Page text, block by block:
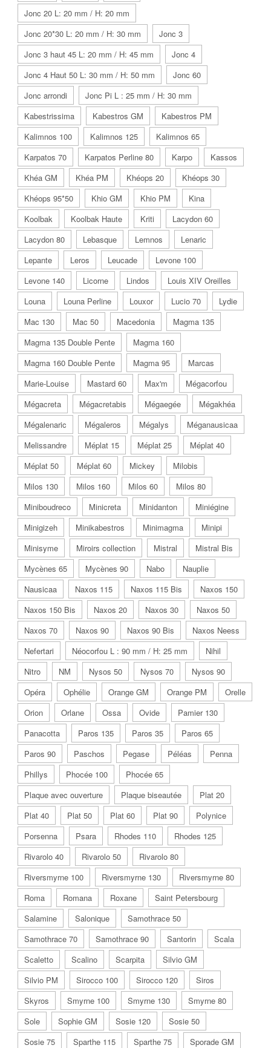
Jonc 20 L: 20 mm / H: 20 mm
Jonc 20*30 L: 20 mm / H: 30 mm
Jonc 3
Jonc 3 haut 45 L: 20 mm / H: 45 mm
Jonc 4
Jonc 4 Haut 50 L: 30 mm / H: 50 mm
Jonc 60
Jonc arrondi
Jonc Pi L : 25 mm / H: 30 mm
Kabestrissima
Kabestros GM
Kabestros PM
Kalimnos 100
Kalimnos 125
Kalimnos 65
Karpatos 70
Karpatos Perline 80 Karpo
Kassos
Khéa GM
Khéa PM Khéops 20
Khéops 30
Khéops 95*50
Khio GM Khio PM
Kina
Koolbak
Koolbak Haute Kriti
Lacydon 60
Lacydon 80
Lebasque Lemnos
Lenaric
Lepante
Leros Leucade
Levone 100
Levone 140
Licorne Lindos
Louis XIV Oreilles
Louna
Louna Perline Louxor Lucio 70
Lydie
Mac 130
Mac 50 Macedonia
Magma 135
Magma 135 Double Pente
Magma 160
Magma 160 Double Pente
Magma 95
Marcas
Marie-Louise
Mastard 60 Max'm
Mégacorfou
Mégacreta
Mégacretabis Mégaegée
Mégakhéa
Mégalenaric
Mégaleros Mégalys
Méganausicaa
Melissandre
Méplat 15 Méplat 25
Méplat 40
Méplat 50
Méplat 60 Mickey
Milobis
Milos 130
Milos 160 Milos 60
Milos 80
Miniboudreco
Minicreta Minidanton
Miniégine
Minigizeh
Minikabestros Minimagma
Minipi
Minisyme
Miroirs collection Mistral
Mistral Bis
Mycènes 65
Mycènes 90 Nabo
Nauplie
Nausicaa
Naxos 115 Naxos 115 Bis
Naxos 150
Naxos 150 Bis
Naxos 20 Naxos 30
Naxos 50
Naxos 70
Naxos 90 Naxos 90 Bis
Naxos Neess
Nefertari
Néocorfou L : 90 mm / H: 25 mm
Nihil
Nitro
NM Nysos 50 Nysos 70
Nysos 90
Opéra
Ophélie Orange GM Orange PM
Orelle
Orion
Orlane Ossa Ovide
Pamier 130
Panacotta
Paros 135 Paros 35
Paros 65
Paros 90
Paschos Pegase Péléas
Penna
Phillys
Phocée 100
Phocée 65
Plaque avec ouverture
Plaque biseautée
Plat 20
Plat 40
Plat 50 Plat 60 Plat 90
Polynice
Porsenna
Psara Rhodes 110
Rhodes 125
Rivarolo 40
Rivarolo 50
Rivarolo 80
Riversmyrne 100
Riversmyrne 130
Riversmyrne 80
Roma
Romana Roxane
Saint Petersbourg
Salamine
Salonique
Samothrace 50
Samothrace 70
Samothrace 90 Santorin
Scala
Scaletto
Scalino Scarpita
Silvio GM
Silvio PM
Sirocco 100 Sirocco 120
Siros
Skyros
Smyrne 100 Smyrne 130
Smyrne 80
Sole
Sophie GM Sosie 120
Sosie 50
Sosie 75
Sparthe 115 Sparthe 75
Sporade GM